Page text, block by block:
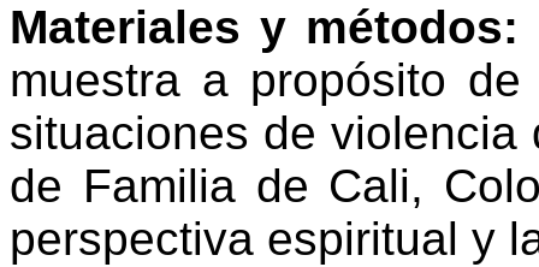
Materiales y métodos:
muestra a propósito
situaciones de
de Familia de Cali,
perspectiva espiritual y